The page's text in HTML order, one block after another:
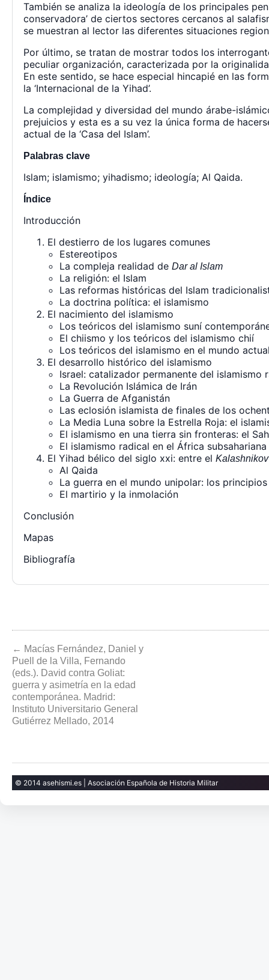
También se analiza la ideología de los principales
conservadora’ de ciertos sectores cercanos al
se muestran al lector las diferentes situaciones
Por último, se tratan de mostrar todos los
peculiar organización, caracterizada por la
En este sentido, se hace especial hincapié en las
la ‘Internacional de la Yihad’.
La complejidad y diversidad del mundo árabe-
prejuicios y esta es a su vez la única forma de
actual de la ‘Casa del Islam’.
Palabras clave
Islam; islamismo; yihadismo; ideología; Al Qaida.
Índice
Introducción
El destierro de los lugares comunes
Estereotipos
La compleja realidad de Dar al Islam
La religión: el Islam
Las reformas históricas del Islam
La doctrina política: el islamismo
El nacimiento del islamismo
Los teóricos del islamismo suní
El chiismo y los teóricos del islamismo chií
Los teóricos del islamismo en el mundo
El desarrollo histórico del islamismo
Israel: catalizador permanente del islamismo
La Revolución Islámica de Irán
La Guerra de Afganistán
Las eclosión islamista de finales de los
La Media Luna sobre la Estrella Roja: el
El islamismo en una tierra sin fronteras: el
El islamismo radical en el África subsahariana
El Yihad bélico del siglo xxi: entre el Kalashnikov
Al Qaida
La guerra en el mundo unipolar: los
El martirio y la inmolación
Conclusión
Mapas
Bibliografía
← Macías Fernández, Daniel y
Puell de la Villa, Fernando
(eds.). David contra Goliat:
guerra y asimetría en la edad
contemporánea. Madrid:
Instituto Universitario General
Gutiérrez Mellado, 2014
© 2014 asehismi.es | Asociación Española de Historia Militar